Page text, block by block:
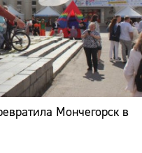
Мончегорск в